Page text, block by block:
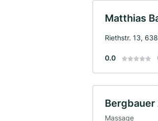
Matthias
Riethstr. 13,
0.0
Massage